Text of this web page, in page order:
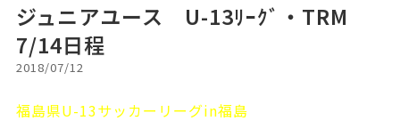
ジュニアユース U-13ﾘｰｸﾞ・TRM
7/14日程
2018/07/12
福島県U-13サッカーリーグin福島